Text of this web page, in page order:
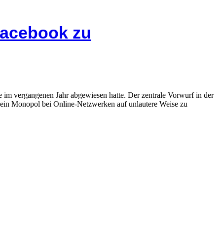
zu
vergangenen Jahr abgewiesen hatte. Der zentrale Vorwurf in der
Monopol bei Online-Netzwerken auf unlautere Weise zu